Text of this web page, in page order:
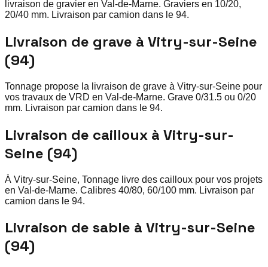
livraison de gravier en Val-de-Marne. Graviers en 10/20,
20/40 mm. Livraison par camion dans le 94.
Livraison de grave à Vitry-sur-Seine
(94)
Tonnage propose la livraison de grave à Vitry-sur-Seine pour
vos travaux de VRD en Val-de-Marne. Grave 0/31.5 ou 0/20
mm. Livraison par camion dans le 94.
Livraison de cailloux à Vitry-sur-
Seine (94)
À Vitry-sur-Seine, Tonnage livre des cailloux pour vos projets
en Val-de-Marne. Calibres 40/80, 60/100 mm. Livraison par
camion dans le 94.
Livraison de sable à Vitry-sur-Seine
(94)